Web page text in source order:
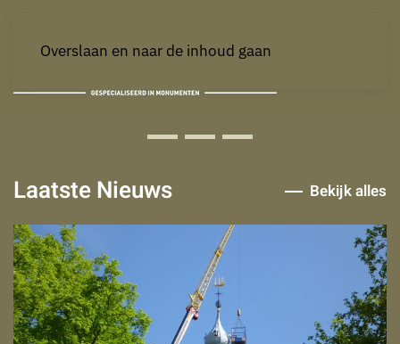
Overslaan en naar de inhoud gaan
Laatste Nieuws Bekijk alles